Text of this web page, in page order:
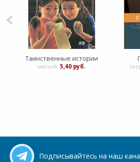
Таинственные истории
мягкий:5,40 руб.
Подписывайтесь на наш